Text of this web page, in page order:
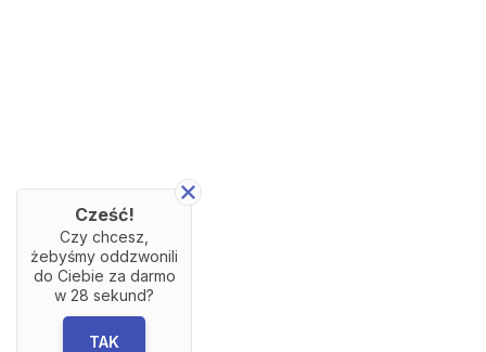
Cześć!
Czy chcesz,
żebyśmy oddzwonili
do Ciebie za darmo
w 28 sekund?
TAK